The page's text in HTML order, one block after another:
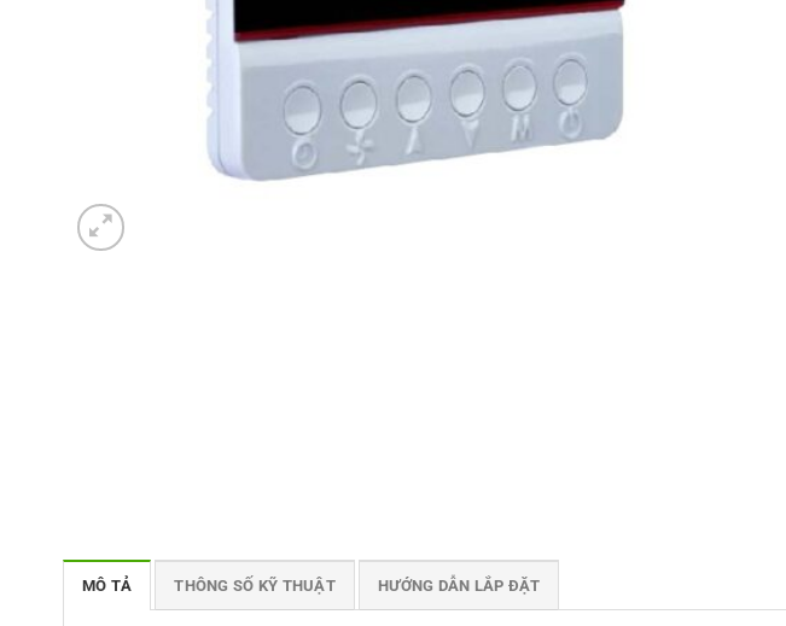
MÔ TẢ THÔNG SỐ KỸ THUẬT HƯỚNG DẪN LẮP ĐẶT